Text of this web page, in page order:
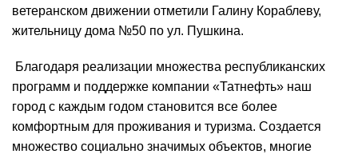
ветеранском движении отметили Галину Кораблеву,
жительницу дома №50 по ул. Пушкина.
Благодаря реализации множества республиканских
программ и поддержке компании «Татнефть» наш
город с каждым годом становится все более
комфортным для проживания и туризма. Создается
множество социально значимых объектов, многие